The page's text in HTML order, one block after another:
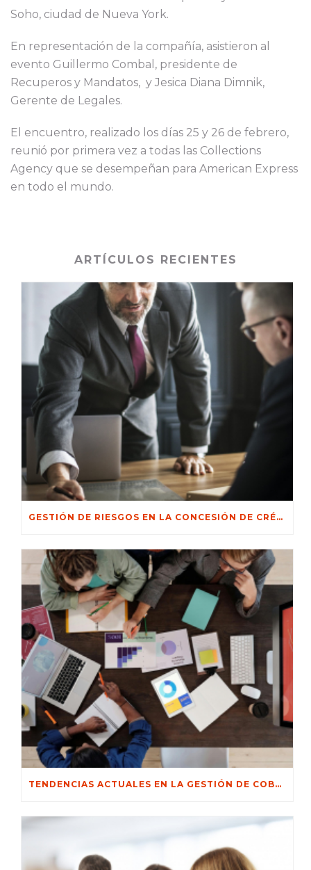
Soho, ciudad de Nueva York.
En representación de la compañía, asistieron al
evento Guillermo Combal, presidente de
Recuperos y Mandatos, y Jesica Diana Dimnik,
Gerente de Legales.
El encuentro, realizado los días 25 y 26 de febrero,
reunió por primera vez a todas las Collections
Agency que se desempeñan para American Express
en todo el mundo.
ARTÍCULOS RECIENTES
GESTIÓN DE RIESGOS EN LA CONCESIÓN DE CRÉDITOS: ESTRATEGIAS PARA MINIMIZAR LA MOROSIDAD
TENDENCIAS ACTUALES EN LA GESTIÓN DE COBRANZAS